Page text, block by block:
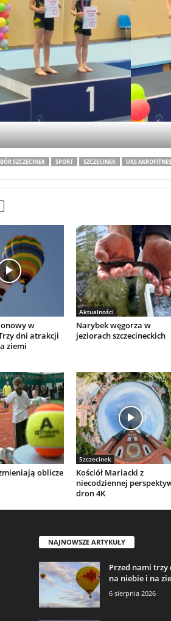
SZCZECINEK SPORT SZCZECINEK UKS
w
dni atrakcji
ziemi
Aktualności
Narybek węgorza w
jeziorach szczecineckich
oblicze
Szczecinek
Kościół Mariacki z
niecodziennej
dron 4K
NAJNOWSZE ARTYKUŁY
Przed nami
na niebie i na
6 sierpnia 2026